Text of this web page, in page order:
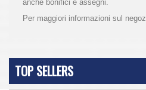
anche bonifici e assegni.
Per maggiori informazioni sul
TOP SELLERS